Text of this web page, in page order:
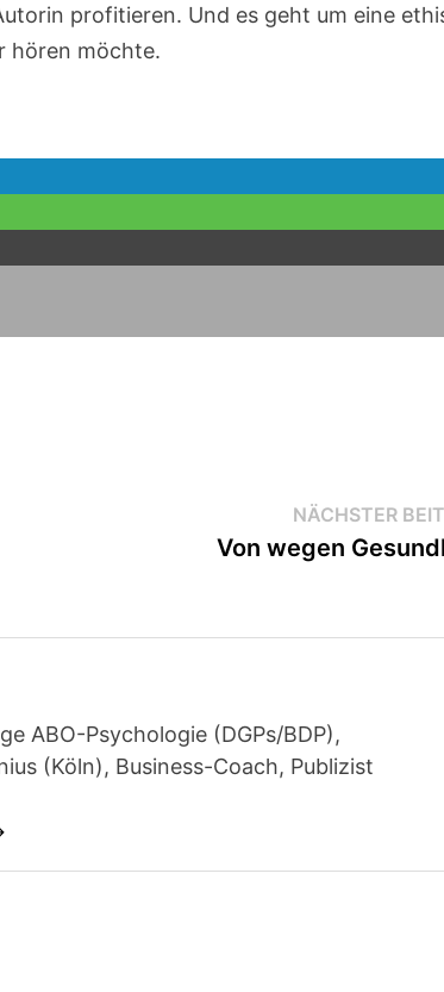
profitieren. Und es geht um eine
hören möchte.
NÄCHSTER
Von wegen
ABO-Psychologie (DGPs/BDP),
(Köln), Business-Coach, Publizist